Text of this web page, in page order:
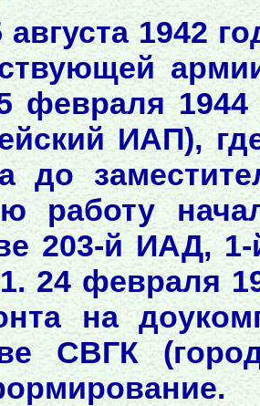
августа 1942
февраля 1944
ИАП),
до
работу
203-й ИАД,
24 февраля
на
СВГК